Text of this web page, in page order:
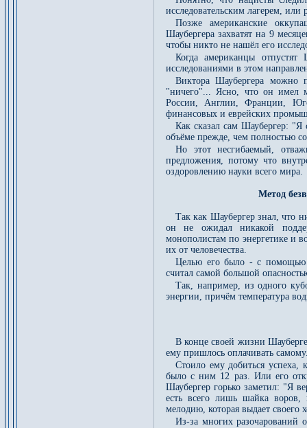
исследовательским лагерем, или
Позже американские
Шаубергера захватят на 9
чтобы никто не нашёл его
Когда американцы отпустят
исследованиями в этом
Виктора Шаубергера можно
"ничего"... Ясно, что он имел
России, Англии, Франции,
финансовых и еврейских
Как сказал сам Шаубергер: "Я
объёме прежде, чем полностью
Но этот несгибаемый,
предложения, потому что
оздоровлению науки всего мира.
Метод
Так как Шаубергер знал, что
он не ожидал никакой
монополистам по энергетике и
их от человечества.
Целью его было - с помощью
считал самой большой
Так, например, из одного
энергии, причём температура
В конце своей жизни
ему пришлось оплачивать
Стоило ему добиться успеха,
было с ним 12 раз. Или его
Шаубергер горько заметил: "Я
есть всего лишь шайка воров,
мелодию, которая выдает своего
Из-за многих разочарований